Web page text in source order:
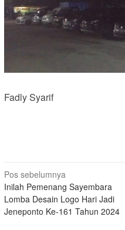
Fadly Syarif
Navigasi
pos
Pos sebelumnya
Inilah Pemenang Sayembara
Lomba Desain Logo Hari Jadi
Jeneponto Ke-161 Tahun 2024